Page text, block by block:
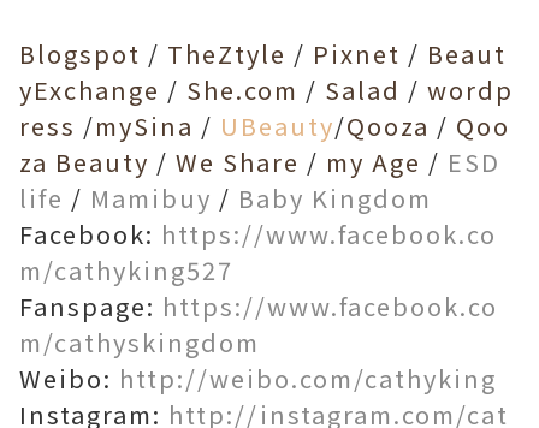
Blogspot / TheZtyle / Pixnet / Beaut
yExchange / She.com / Salad / wordp
ress /mySina / UBeauty/Qooza / Qoo
za Beauty / We Share / my Age / ESD
life / Mamibuy / Baby Kingdom
Facebook: https://www.facebook.co
m/cathyking527
Fanspage: https://www.facebook.co
m/cathyskingdom
Weibo: http://weibo.com/cathyking
Instagram: http://instagram.com/cat